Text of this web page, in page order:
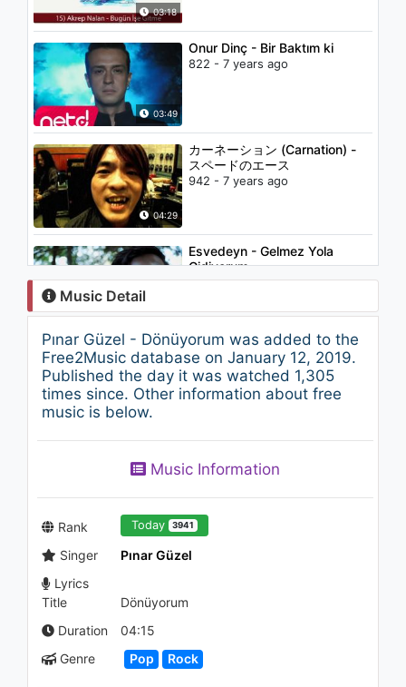
03:18
03:49
Onur Dinç - Bir Baktım ki
822 - 7 years ago
04:29
カーネーション (Carnation) -
スペードのエース
942 - 7 years ago
04:49
Esvedeyn - Gelmez Yola
Gidiyorum
974 - 7 years ago
03:36
Jennifer Lopez - Play
3.2K - 7 years ago
05:25
(Turkish)
Nazan & Ozan - Senden Sonra
Music Detail
Pınar Güzel - Dönüyorum was added to the
Free2Music database on January 12, 2019.
Published the day it was watched 1,305
times since. Other information about free
music is below.
Music Information
Rank Today 3941
Singer
Pınar Güzel
Lyrics
Title
Dönüyorum
Duration
04:15
Genre
Pop Rock